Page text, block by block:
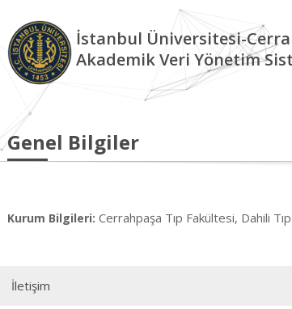
İstanbul Üniversitesi-
Akademik Veri Yönetim
Genel Bilgiler
Kurum Bilgileri: Cerrahpaşa Tıp Fakültesi, Dahili
İletişim